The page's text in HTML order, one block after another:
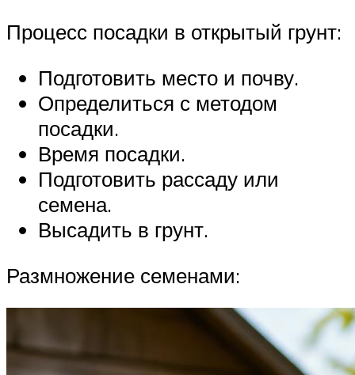
Процесс посадки в открытый грунт:
Подготовить место и почву.
Определиться с методом
посадки.
Время посадки.
Подготовить рассаду или
семена.
Высадить в грунт.
Размножение семенами: